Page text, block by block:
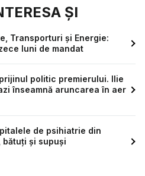
ȘI
Transporturi și Energie:
luni de mandat
politic premierului. Ilie
înseamnă aruncarea în aer
de psihiatrie din
bătuți și supuși